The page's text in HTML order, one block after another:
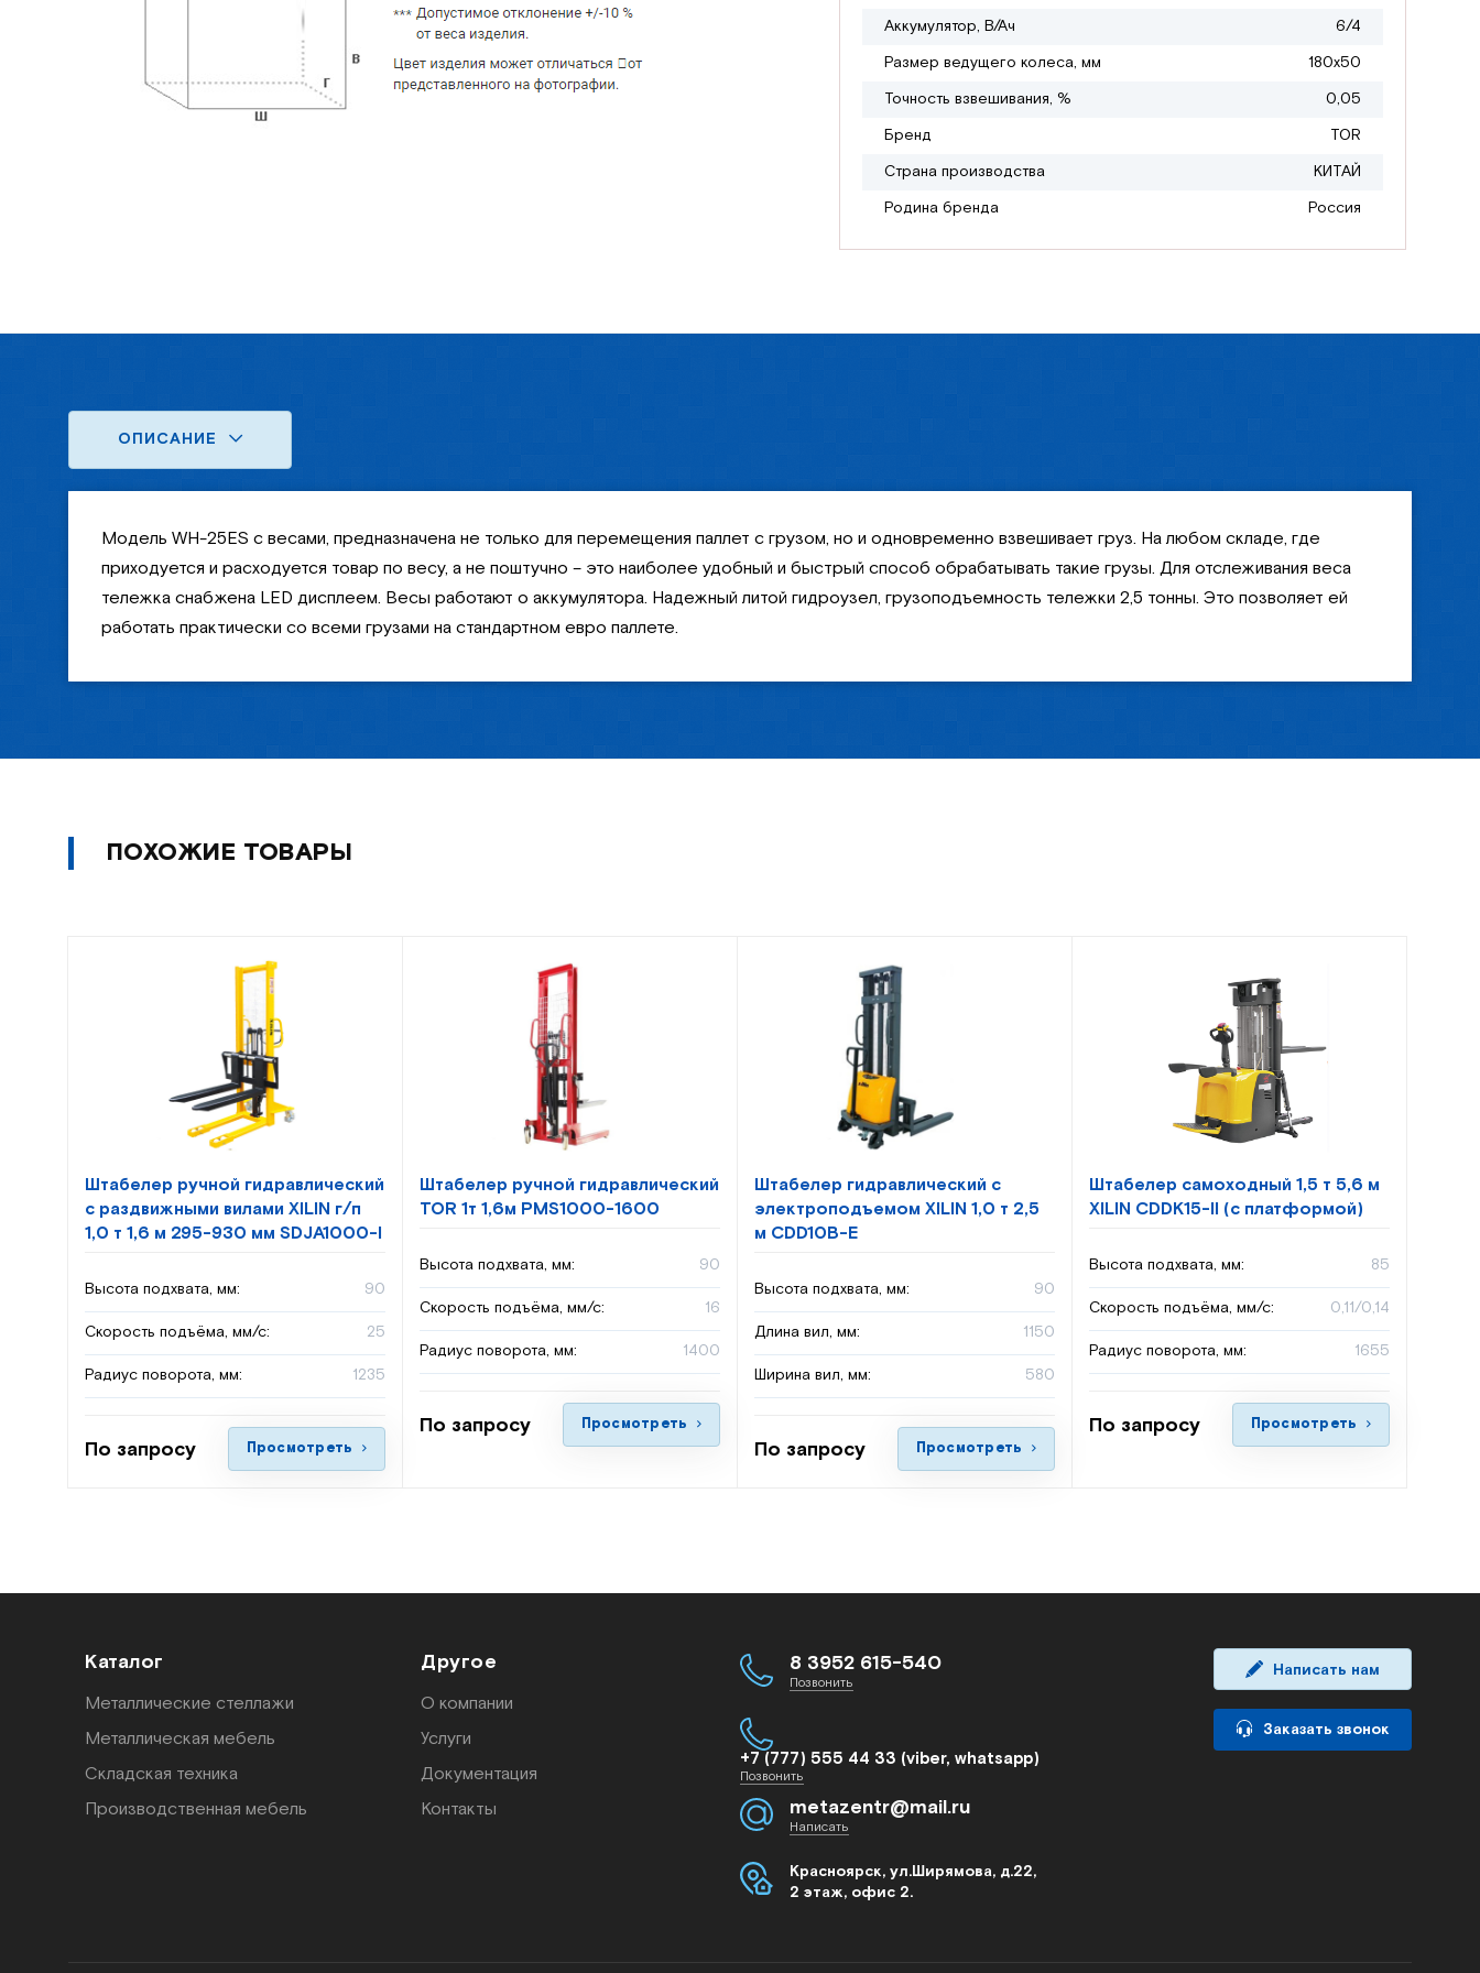
Аккумулятор, В/Ач
6/4
Размер ведущего колеса, мм
180х50
Точность взвешивания, %
0,05
Бренд
TOR
Страна производства
КИТАЙ
Родина бренда
Россия
ОПИСАНИЕ
Модель WH-25ES с весами, предназначена не только для перемещения паллет с грузом, но и одновременно взвешивает груз. На любом складе, где
приходуется и расходуется товар по весу, а не поштучно – это наиболее удобный и быстрый способ обрабатывать такие грузы. Для отслеживания веса
тележка снабжена LED дисплеем. Весы работают о аккумулятора. Надежный литой гидроузел, грузоподъемность тележки 2,5 тонны. Это позволяет ей
работать практически со всеми грузами на стандартном евро паллете.
ПОХОЖИЕ ТОВАРЫ
Штабелер ручной гидравлический
с раздвижными вилами XILIN г/п
1,0 т 1,6 м 295-930 мм SDJA1000-I
Высота подхвата, мм: 90
Скорость подъёма, мм/с: 25
Радиус поворота, мм: 1235
По запросу Просмотреть
Штабелер ручной гидравлический
TOR 1т 1,6м PMS1000-1600
Высота подхвата, мм: 90
Скорость подъёма, мм/с: 16
Радиус поворота, мм: 1400
По запросу Просмотреть
Штабелер гидравлический с
электроподъемом XILIN 1,0 т 2,5
м CDD10B-E
Высота подхвата, мм: 90
Длина вил, мм: 1150
Ширина вил, мм: 580
По запросу Просмотреть
Штабелер самоходный 1,5 т 5,6 м
XILIN CDDK15-II (с платформой)
Высота подхвата, мм: 85
Скорость подъёма, мм/с: 0,11/0,14
Радиус поворота, мм: 1655
По запросу Просмотреть
Каталог
Металлические стеллажи
Металлическая мебель
Складская техника
Производственная мебель
Другое
О компании
Услуги
Документация
Контакты
8 3952 615-540
Позвонить
+7 (777) 555 44 33 (viber, whatsapp)
Позвонить
metazentr@mail.ru
Написать
Красноярск, ул.Ширямова, д.22,
2 этаж, офис 2.
Написать нам
Заказать звонок